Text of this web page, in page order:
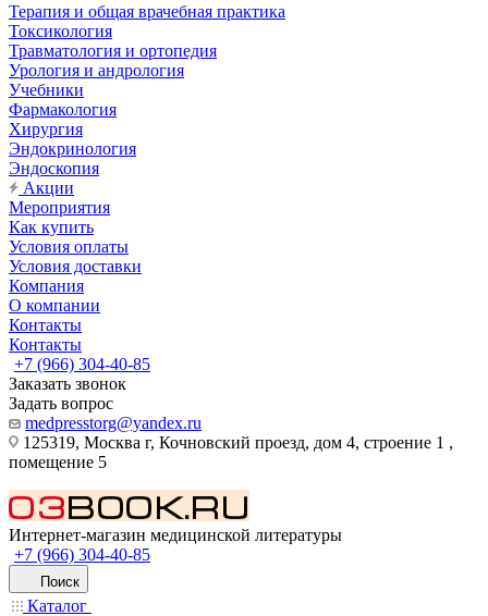
Терапия и общая врачебная практика
Токсикология
Травматология и ортопедия
Урология и андрология
Учебники
Фармакология
Хирургия
Эндокринология
Эндоскопия
Акции
Мероприятия
Как купить
Условия оплаты
Условия доставки
Компания
О компании
Контакты
Контакты
+7 (966) 304-40-85
Заказать звонок
Задать вопрос
medpresstorg@yandex.ru
125319, Москва г, Кочновский проезд, дом 4, строение 1 ,
помещение 5
Интернет-магазин медицинской литературы
+7 (966) 304-40-85
Поиск
Каталог